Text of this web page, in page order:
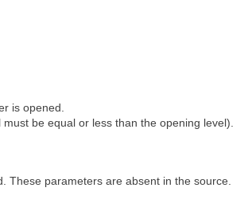
is opened.
be equal or less than the opening level).
These parameters are absent in the source.